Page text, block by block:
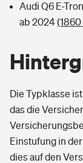
Audi Q6 E-
ab 2024(1860
Die Typklasse
das die
Einstufung in
dies auf den